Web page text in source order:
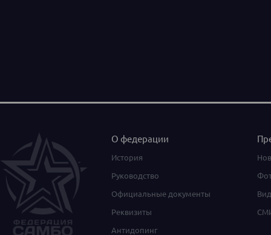
О федерации
История
Руководство
Официальные документы
Реквизиты
Антидопинг